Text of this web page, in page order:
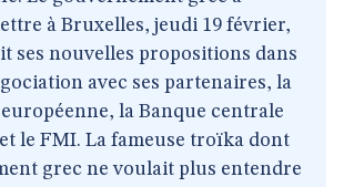
à Bruxelles, jeudi 19 février,
ses nouvelles propositions dans
avec ses partenaires, la
la Banque centrale
le FMI. La fameuse troïka dont
grec ne voulait plus entendre